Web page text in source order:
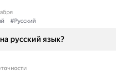
#Русский
русский язык?